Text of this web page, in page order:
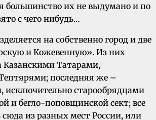
большинство их не выдумано и по
с чего нибудь…
на собственно город и две
и Кожевенную». Из них
Казанскими Татарами,
последняя же –
исключительно старообрядцами
и бегло-поповщинской сект; все
из разных мест России, или